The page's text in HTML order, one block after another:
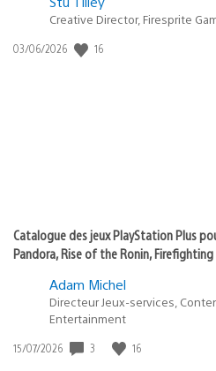
:
Creative Director, Firesprite
Date
03/06/2026 16
Catalogue des jeux PlayStation Plus
Pandora, Rise of the Ronin,
Adam Michel
Directeur Jeux-services,
Entertainment
Date
15/07/2026 3 16